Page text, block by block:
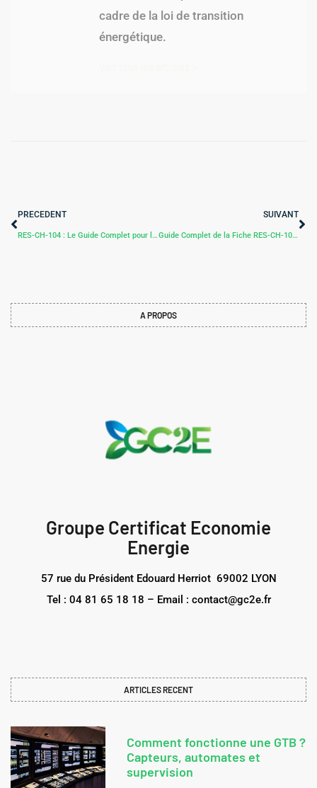
cadre de la loi de transition
énergétique.
PRECEDENT
RES-CH-104 : Le Guide Complet pour la Réhabilitation de votre Poste de Livraison de Chaleur
SUIVANT
Guide Complet de la Fiche RES-CH-106 : Optimiser l’Efficacité des Réseaux de Chaleur
A PROPOS
Groupe Certificat Economie
Energie
57 rue du Président Edouard Herriot 69002 LYON
Tel : 04 81 65 18 18 – Email : contact@gc2e.fr
ARTICLES RECENT
Comment fonctionne une GTB ?
Capteurs, automates et
supervision